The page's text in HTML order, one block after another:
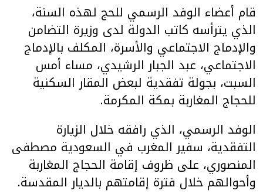
قام أعضاء الوفد الرسمي للحج لهذه السنة،
الذي يترأسه كاتب الدولة لدى وزيرة التضامن
والإدماج الاجتماعي والأسرة، المكلف بالإدماج
الاجتماعي، عبد الجبار الرشيدي، مساء أمس
السبت، بجولة تفقدية لبعض المقار السكنية
للحجاج المغاربة بمكة المكرمة.
الوفد الرسمي، الذي رافقه خلال الزيارة
التفقدية، سفير المغرب في السعودية مصطفى
المنصوري، على ظروف إقامة الحجاج المغاربة
وأحوالهم خلال فترة إقامتهم بالديار المقدسة.